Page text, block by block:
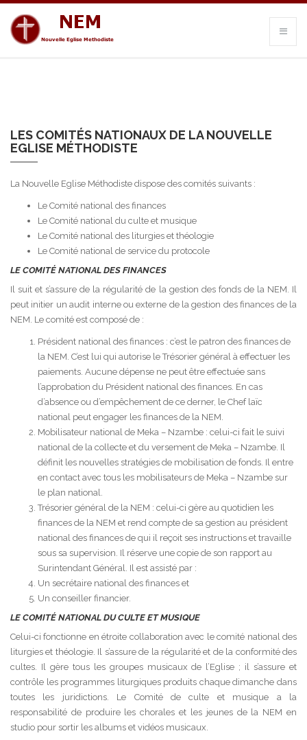
LES COMITÉS NATIONAUX DE LA NOUVELLE
EGLISE MÉTHODISTE
La Nouvelle Eglise Méthodiste dispose des comités suivants :
Le Comité national des finances
Le Comité national du culte et musique
Le Comité national des liturgies et théologie
Le Comité national de service du protocole
LE COMITÉ NATIONAL DES FINANCES
Il suit et s’assure de la régularité de la gestion des fonds de la NEM. Il
peut initier un audit interne ou externe de la gestion des finances de la
NEM. Le comité est composé de :
Président national des finances : c’est le patron des finances de
la NEM. C’est lui qui autorise le Trésorier général à effectuer les
paiements. Aucune dépense ne peut être effectuée sans
l’approbation du Président national des finances. En cas
d’absence ou d’empêchement de ce derner, le Chef laïc
national peut engager les finances de la NEM.
Mobilisateur national de Meka – Nzambe : celui-ci fait le suivi
national de la collecte et du versement de Meka – Nzambe. Il
définit les nouvelles stratégies de mobilisation de fonds. Il entre
en contact avec tous les mobilisateurs de Meka – Nzambe sur
le plan national.
Trésorier général de la NEM : celui-ci gère au quotidien les
finances de la NEM et rend compte de sa gestion au président
national des finances de qui il reçoit ses instructions et travaille
sous sa supervision. Il réserve une copie de son rapport au
Surintendant Général. Il est assisté par :
Un secrétaire national des finances et
Un conseiller financier.
LE COMITÉ NATIONAL DU CULTE ET MUSIQUE
Celui-ci fonctionne en étroite collaboration avec le comité national des
liturgies et théologie. Il s’assure de la régularité et de la conformité des
cultes. Il gère tous les groupes musicaux de l’Eglise ; il s’assure et
contrôle les programmes liturgiques produits chaque dimanche dans
toutes les juridictions. Le Comité de culte et musique a la
responsabilité de produire les chorales et les jeunes de la NEM en
studio pour sortir les albums et vidéos musicaux.